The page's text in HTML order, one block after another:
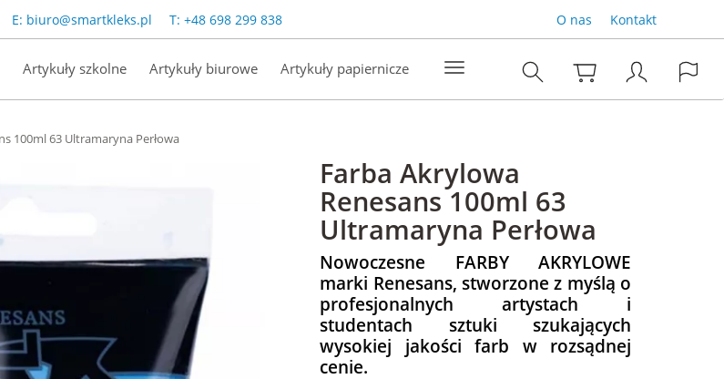
E: biuro@smartkleks.pl T: +48 698 299 838 O nas Kontakt
Artykuły szkolne Artykuły biurowe Artykuły papiernicze
100ml 63 Ultramaryna Perłowa
Farba Akrylowa
Renesans 100ml 63
Ultramaryna Perłowa
Nowoczesne FARBY AKRYLOWE
marki Renesans, stworzone z myślą o
profesjonalnych artystach i
studentach sztuki szukających
wysokiej jakości farb w rozsądnej
cenie.